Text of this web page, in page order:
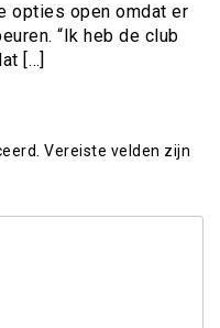
opties open omdat er
“Ik heb de club
[…]
Vereiste velden zijn